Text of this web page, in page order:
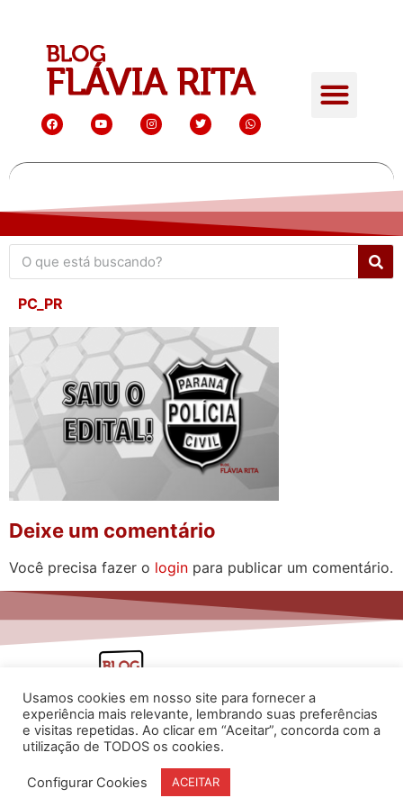
PC_PR
Deixe um comentário
Você precisa fazer o login para publicar um comentário.
www.flaviarita.com
Usamos cookies em nosso site para fornecer a
experiência mais relevante, lembrando suas preferências
e visitas repetidas. Ao clicar em “Aceitar”, concorda com a
utilização de TODOS os cookies.
Configurar Cookies ACEITAR